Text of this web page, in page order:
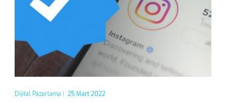
Dijital Pazarlama 25 Mart 2022